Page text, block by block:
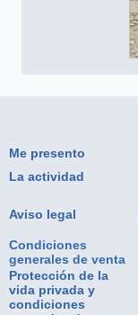
Me presento
La actividad
Aviso legal
Condiciones
generales de venta
Protección de la
vida privada y
condiciones